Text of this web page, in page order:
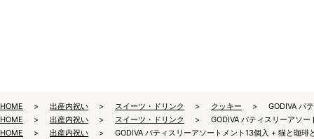
HOME 出産内祝い スイーツ・ドリンク クッキー
GODIVA パ
HOME
出産内祝い スイーツ・ドリンク
GODIVA パティスリーアソ
HOME
出産内祝い GODIVA パティスリーアソートメント13個入 + 猫と珈琲